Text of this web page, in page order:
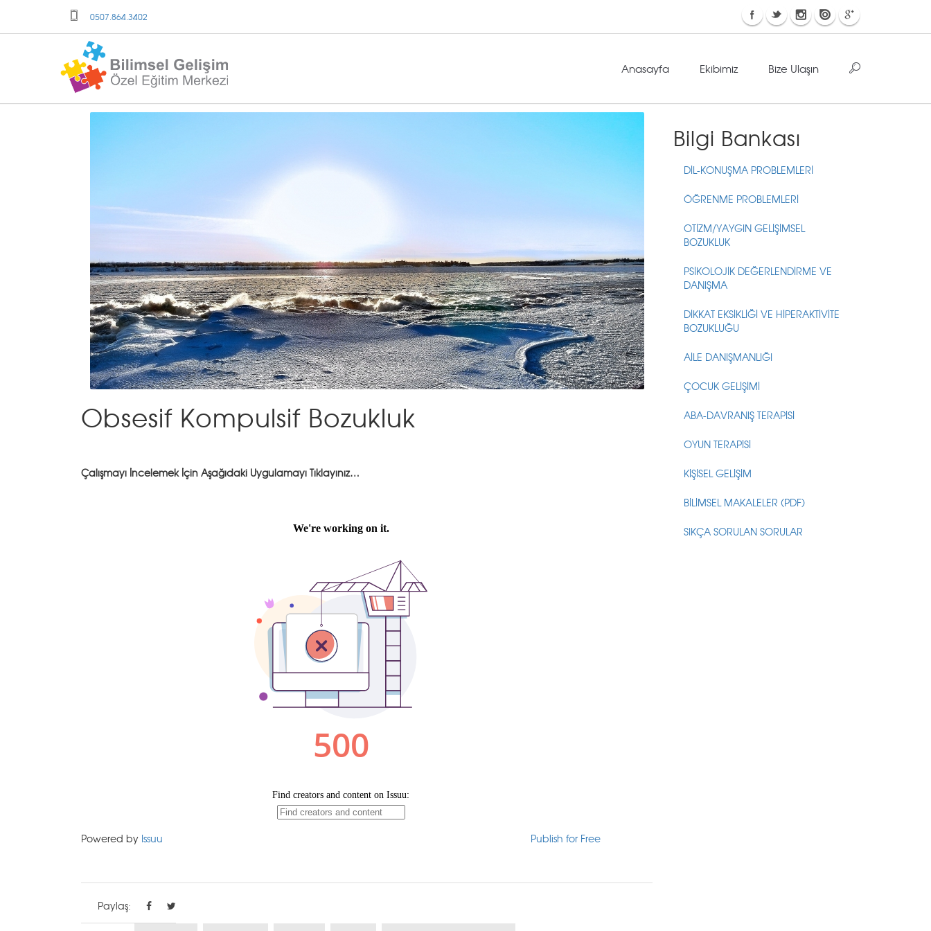
0507.864.3402
Anasayfa Ekibimiz Bize Ulaşın
Obsesif Kompulsif Bozukluk
Çalışmayı İncelemek İçin Aşağıdaki Uygulamayı Tıklayınız…
Powered by Issuu Publish for Free
Paylaş:
Bilgi Bankası
DİL-KONUŞMA PROBLEMLERİ
ÖĞRENME PROBLEMLERİ
OTİZM/YAYGIN GELİŞİMSEL
BOZUKLUK
PSİKOLOJİK DEĞERLENDİRME VE
DANIŞMA
DİKKAT EKSİKLİĞİ VE HİPERAKTİVİTE
BOZUKLUĞU
AİLE DANIŞMANLIĞI
ÇOCUK GELİŞİMİ
ABA-DAVRANIŞ TERAPİSİ
OYUN TERAPİSİ
KİŞİSEL GELİŞİM
BİLİMSEL MAKALELER (PDF)
SIKÇA SORULAN SORULAR